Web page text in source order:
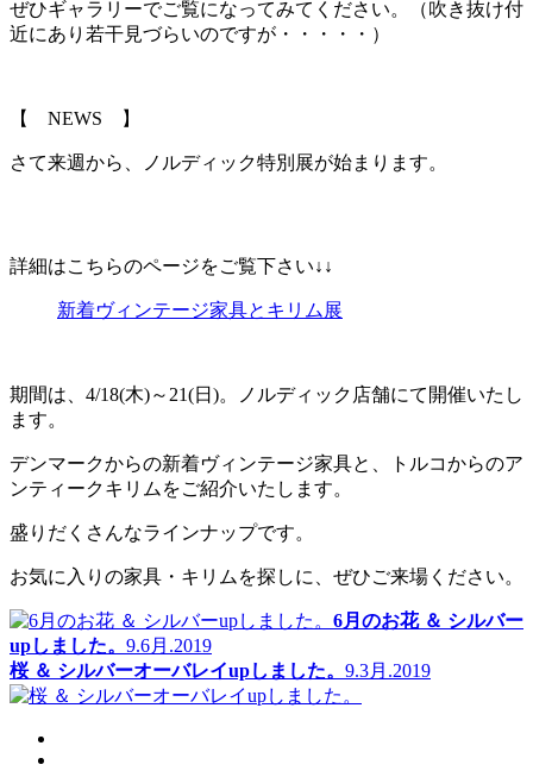
ぜひギャラリーでご覧になってみてください。（吹き抜け付
近にあり若干見づらいのですが・・・・・）
【 NEWS 】
さて来週から、ノルディック特別展が始まります。
詳細はこちらのページをご覧下さい↓↓
新着ヴィンテージ家具とキリム展
期間は、4/18(木)～21(日)。ノルディック店舗にて開催いたし
ます。
デンマークからの新着ヴィンテージ家具と、トルコからのア
ンティークキリムをご紹介いたします。
盛りだくさんなラインナップです。
お気に入りの家具・キリムを探しに、ぜひご来場ください。
6月のお花 ＆ シルバー
upしました。 9.6月.2019
桜 ＆ シルバーオーバレイupしました。 9.3月.2019